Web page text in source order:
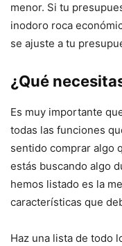
menor. Si tu
inodoro roca
se ajuste a tu
¿Qué
Es muy importante
todas las funciones
sentido comprar algo
estás buscando algo
hemos listado es la
características que
Haz una lista de todo